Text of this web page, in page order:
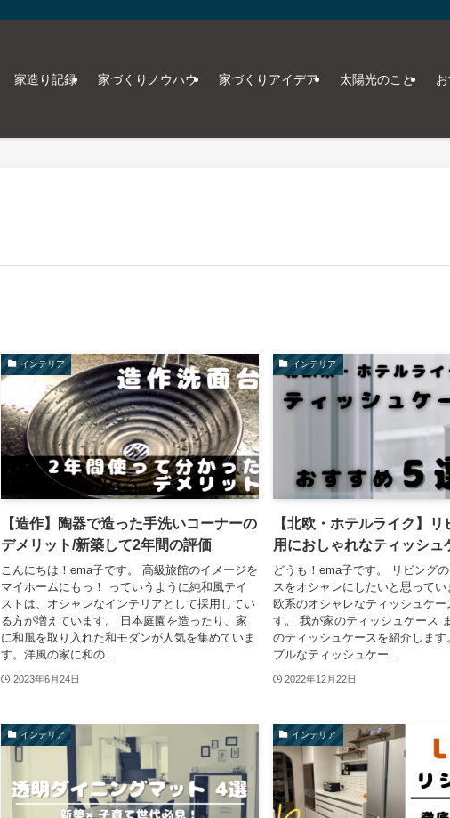
家造り記録 家づくりノウハウ 家づくりアイデア 太陽光のこと
インテリア
【造作】陶器で造った手洗いコーナーの
デメリット/新築して2年間の評価
こんにちは！ema子です。 高級旅館のイメージを
マイホームにもっ！ っていうように純和風テイ
ストは、オシャレなインテリアとして採用してい
る方が増えています。 日本庭園を造ったり、家
に和風を取り入れた和モダンが人気を集めていま
す。洋風の家に和の...
2023年6月24日
インテリア
【北欧・ホテルライク】
用におしゃれなティッシュ
どうも！ema子です。 リビング
スをオシャレにしたいと思って
欧系のオシャレなティッシュケー
す。 我が家のティッシュケース
のティッシュケースを紹介します
プルなティッシュケー...
2022年12月22日
インテリア インテリア